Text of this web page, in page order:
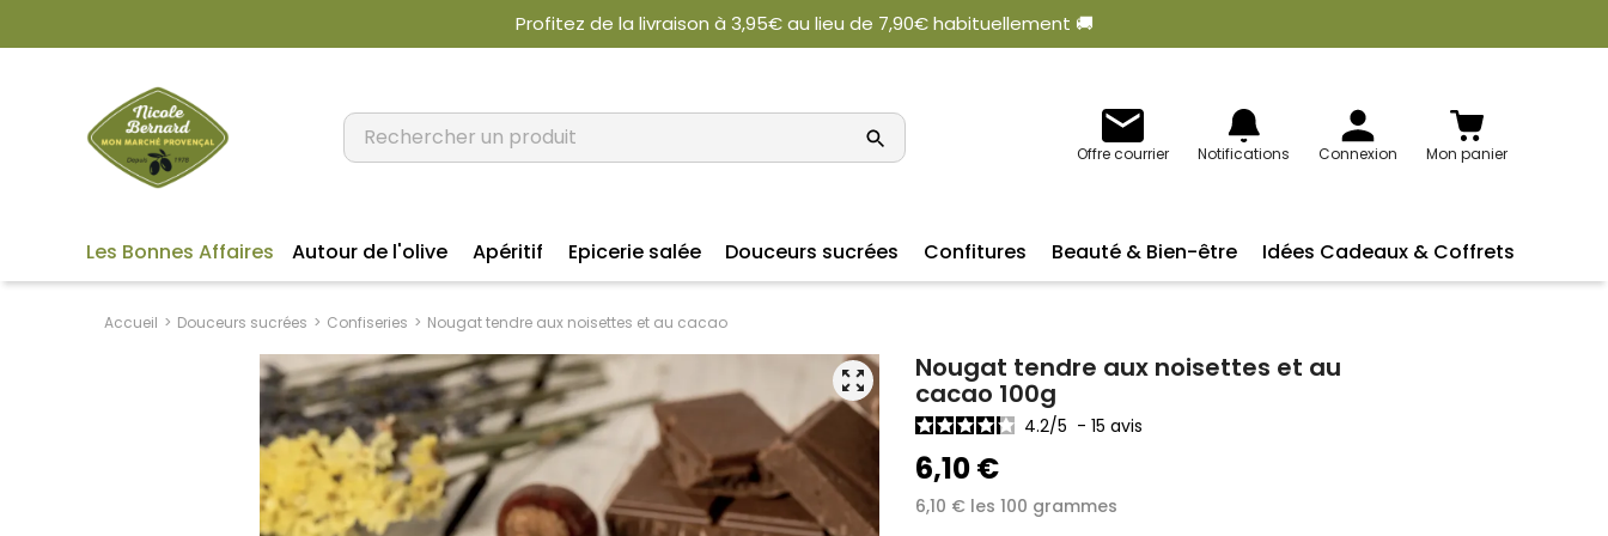
Profitez de la livraison à 3,95€ au lieu de 7,90€ habituellement 🚚
Offre courrier Notifications Connexion Mon panier
Les Bonnes Affaires Autour de l'olive Apéritif Epicerie salée Douceurs sucrées Confitures Beauté & Bien-être Idées Cadeaux & Coffrets
Accueil Douceurs sucrées Confiseries Nougat tendre aux noisettes et au cacao
zoom_out_map Nougat tendre aux noisettes et au
cacao 100g
4.2/5 -15avis
6,10 €
6,10 € les 100 grammes